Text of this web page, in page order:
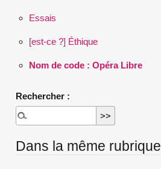
Essais
[est-ce ?] Éthique
Nom de code : Opéra Libre
Rechercher :
Dans la même rubrique